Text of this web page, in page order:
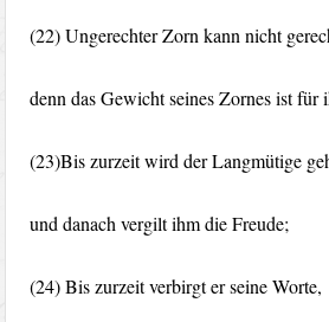
(22) Ungerechter Zorn kann nicht
denn das Gewicht seines Zornes ist für
(23)Bis zurzeit wird der Langmütige
und danach vergilt ihm die Freude;
(24) Bis zurzeit verbirgt er seine Worte,